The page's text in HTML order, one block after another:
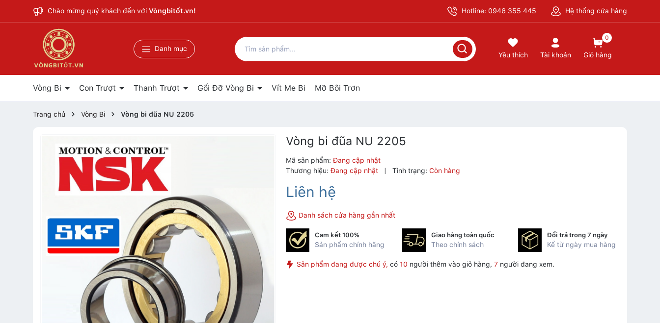
Chào mừng quý khách đến với Vòngbitốt.vn! Hotline: 0946 355 445 Hệ thống cửa hàng
Danh mục
Yêu thích Tài khoản
0
Giỏ hàng
Vòng Bi Con Trượt Thanh Trượt Gối Đỡ Vòng Bi Vít Me Bi Mỡ Bôi Trơn
Trang chủ Vòng Bi Vòng bi đũa NU 2205
Vòng bi đũa NU 2205
Mã sản phẩm: Đang cập nhật
Thương hiệu: Đang cập nhật | Tình trạng: Còn hàng
Liên hệ
Danh sách cửa hàng gần nhất
Cam kết 100%
Sản phẩm chính hãng
Giao hàng toàn quốc
Theo chính sách
Đổi trả trong 7 ngày
Kể từ ngày mua hàng
Sản phẩm đang được chú ý, có 10 người thêm vào giỏ hàng, 7 người đang xem.